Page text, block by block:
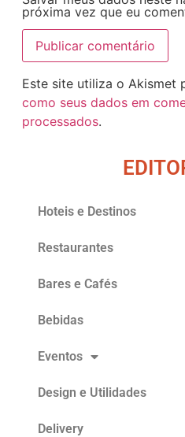
próxima vez que eu
Este site utiliza o Akismet
como seus dados em
processados.
Hoteis e Destinos
Restaurantes
Bares e Cafés
Bebidas
Eventos
Design e Utilidades
Delivery